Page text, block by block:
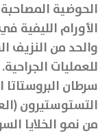
الحوضية
الأورام الليفية
والحد من النزيف
للعمليات الجراحية.
سرطان
التستوستيرون
من نمو الخلايا